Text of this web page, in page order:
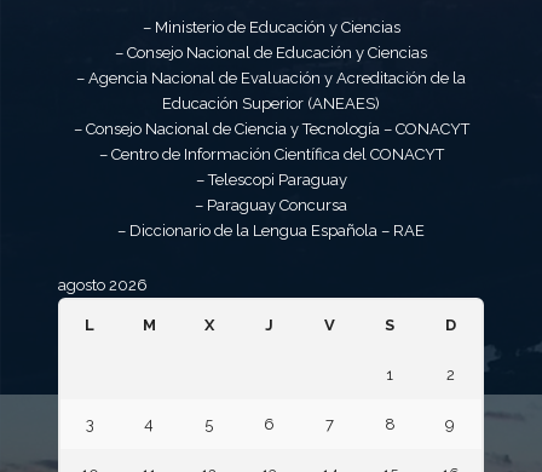
– Ministerio de Educación y Ciencias
– Consejo Nacional de Educación y Ciencias
– Agencia Nacional de Evaluación y Acreditación de la
Educación Superior (ANEAES)
– Consejo Nacional de Ciencia y Tecnología – CONACYT
– Centro de Información Científica del CONACYT
– Telescopi Paraguay
– Paraguay Concursa
– Diccionario de la Lengua Española – RAE
agosto 2026
L M X J V S D
1 2
3 4 5 6 7 8 9